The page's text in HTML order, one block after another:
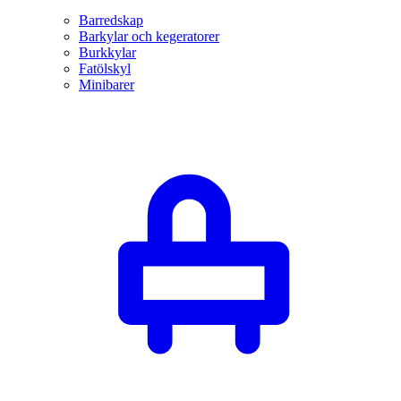
Barredskap
Barkylar och kegeratorer
Burkkylar
Fatölskyl
Minibarer